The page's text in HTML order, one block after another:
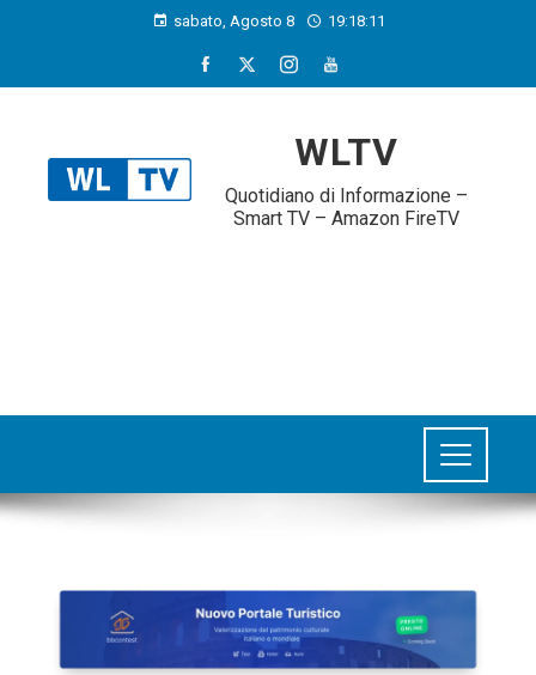
sabato, Agosto 8 19:18:12
WLTV
Quotidiano di Informazione –
Smart TV – Amazon FireTV